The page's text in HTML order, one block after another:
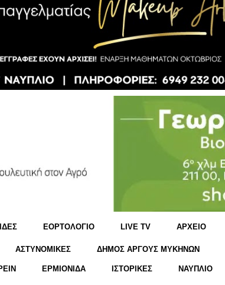
ΕΟΡΤΟΛΟΓΙΟ LIVE TV ΑΡΧΕΙΟ
ΑΣΤΥΝΟΜΙΚΕΣ ΔΗΜΟΣ ΑΡΓΟΥΣ ΜΥΚΗΝΩΝ
ΕΡΜΙΟΝΙΔΑ ΙΣΤΟΡΙΚΕΣ ΝΑΥΠΛΙΟ